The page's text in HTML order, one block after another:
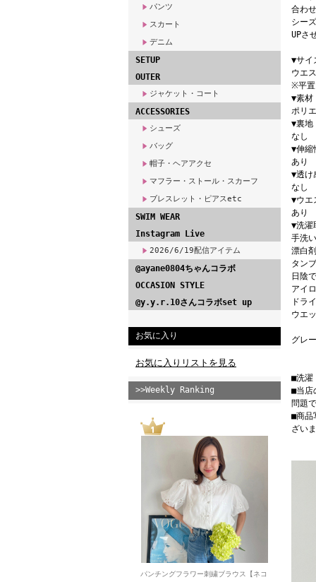
パンツ
スカート
デニム
SETUP
OUTER
ジャケット・コート
ACCESSORIES
シューズ
バッグ
帽子・ヘアアクセ
マフラー・ストール・スカーフ
ブレスレット・ピアスetc
SWIM WEAR
Instagram Live
2026/6/19配信アイテム
@ayane0804ちゃんコラボ
OCCASION STYLE
@y.y.r.10さんコラボset up
お気に入り
お気に入りリストを見る
>>Weekly Ranking
パンチングフラワー刺繍ブラウス【ネコ
合わ
シー
UPさ
▼サ
ウエ
※平置
▼素材
ポリ
▼裏地
なし
▼伸縮
あり
▼透け
なし
▼ウエ
あり
▼洗濯
手洗
漂白
タン
日陰
アイ
ドラ
ウエ
グレ
■洗濯
■当店
問題
■商品
ざい